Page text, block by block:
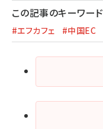
この記事のキーワード
#エフカフェ #中国EC